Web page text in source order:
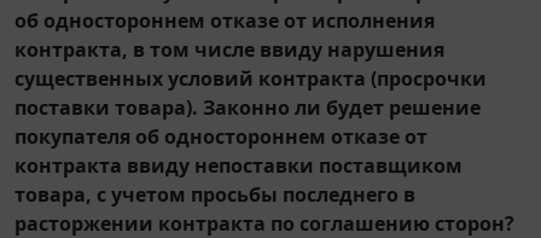
об одностороннем отказе от исполнения
контракта, в том числе ввиду нарушения
существенных условий контракта (просрочки
поставки товара). Законно ли будет решение
покупателя об одностороннем отказе от
контракта ввиду непоставки поставщиком
товара, с учетом просьбы последнего в
расторжении контракта по соглашению сторон?